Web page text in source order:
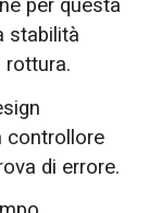
stabilità
controllore
di errore.